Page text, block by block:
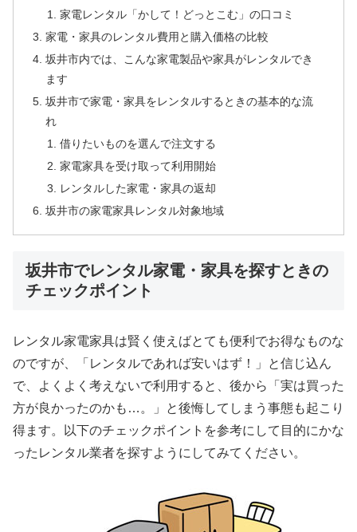
家電レンタル「かして！どっとこむ」の口コミ
家電・家具のレンタル費用と購入価格の比較
坂井市内では、こんな家電製品や家具がレンタルでき
ます
坂井市で家電・家具をレンタルするときの基本的な流
れ
借りたいものを選んで注文する
家電家具を受け取って利用開始
レンタルした家電・家具の返却
坂井市の家電家具レンタル対象地域
坂井市でレンタル家電・家具を探すときの
チェックポイント
レンタル家電家具は賢く使えばとても便利でお得なものな
のですが、「レンタルであれば安いはず！」と信じ込ん
で、よくよく考えないで利用すると、後から「実は買った
方が良かったのかも…。」と後悔してしまう事態も起こり
得ます。以下のチェックポイントを参考にして目的にかな
ったレンタル業者を探すようにしてみてください。